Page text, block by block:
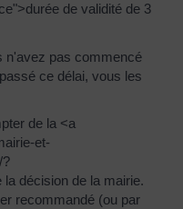
de validité de 3
n'avez pas commencé
ce délai, vous les
de la <a
et-
?
décision de la mairie.
recommandé (ou par